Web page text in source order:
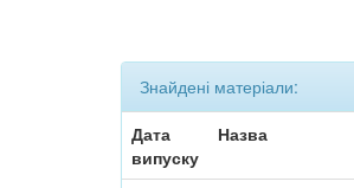
Знайдені матеріали:
Дата
випуску
Назва